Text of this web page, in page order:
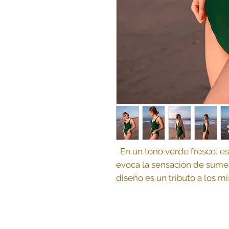
En un tono verde fresco,
evoca la sensación de
diseño es un tributo a los